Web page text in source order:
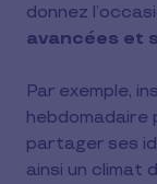
donnez
avancées et
Par exemple,
hebdomadaire
partager ses
ainsi un climat